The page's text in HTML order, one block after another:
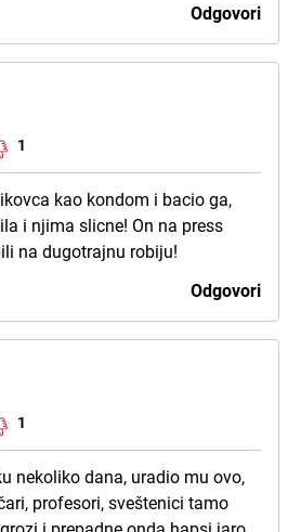
Odgovori
1
kao kondom i bacio ga,
i njima slicne! On na press
na dugotrajnu robiju!
Odgovori
1
nekoliko dana, uradio mu ovo,
profesori, sveštenici tamo